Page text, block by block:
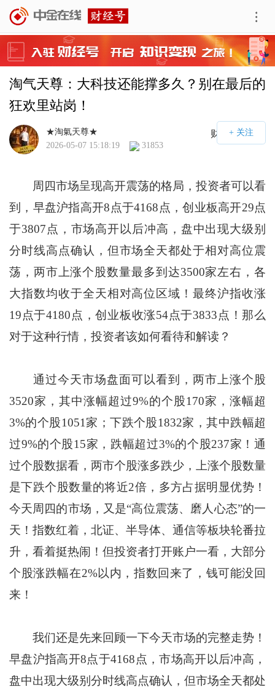
淘气天尊：大科技还能撑多久？别在最后的
狂欢里站岗！
财经号APP
★淘氣天尊★
2026-05-07 15:18:19
31853
周四市场呈现高开震荡的格局，投资者可以看
到，早盘沪指高开8点于4168点，创业板高开29点
于3807点，市场高开以后冲高，盘中出现大级别
分时线高点确认，但市场全天都处于相对高位震
荡，两市上涨个股数量最多到达3500家左右，各
大指数均收于全天相对高位区域！最终沪指收涨
19点于4180点，创业板收涨54点于3833点！那么
对于这种行情，投资者该如何看待和解读？
通过今天市场盘面可以看到，两市上涨个股
3520家，其中涨幅超过9%的个股170家，涨幅超
3%的个股1051家；下跌个股1832家，其中跌幅超
过9%的个股15家，跌幅超过3%的个股237家！通
过个股数据看，两市个股涨多跌少，上涨个股数量
是下跌个股数量的将近2倍，多方占据明显优势！
今天周四的市场，又是“高位震荡、磨人心态”的一
天！指数红着，北证、半导体、通信等板块轮番拉
升，看着挺热闹！但投资者打开账户一看，大部分
个股涨跌幅在2%以内，指数回来了，钱可能没回
来！
我们还是先来回顾一下今天市场的完整走势！
早盘沪指高开8点于4168点，市场高开以后冲高，
盘中出现大级别分时线高点确认，但市场全天都处